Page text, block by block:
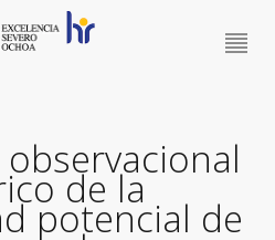
de la
potencial de